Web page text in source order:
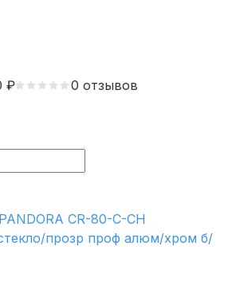
₽
0 отзывов
CR-80-C-CH
прозр проф алюм/хром б/